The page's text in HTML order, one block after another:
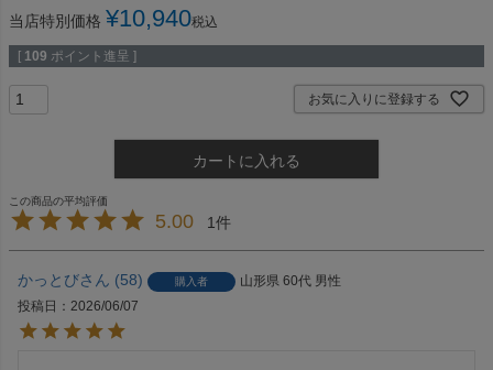
当店特別価格 ¥10,940税込
[ 109 ポイント進呈 ]
お気に入りに登録する
カートに入れる
5.00 1
かっとび 58 購入者 山形県 60代 男性
投稿日
2026/06/07